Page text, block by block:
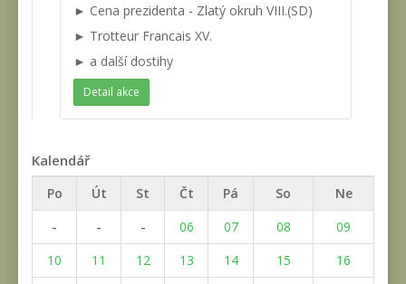
► Cena prezidenta - Zlatý okruh VIII.(SD)
► Trotteur Francais XV.
► a další dostihy
Detail akce
Kalendář
Po Út St Čt Pá So
Ne
-
- - 06 07 08
09
10
11 12 13 14 15
16